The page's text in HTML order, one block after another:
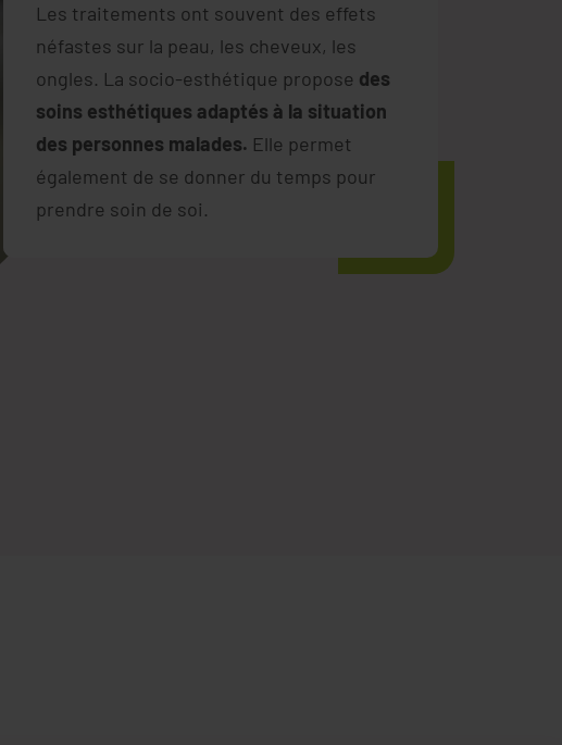
Les traitements ont souvent des effets
néfastes sur la peau, les cheveux, les
ongles. La socio-esthétique propose des
soins esthétiques adaptés à la situation
des personnes malades. Elle permet
également de se donner du temps pour
prendre soin de soi.